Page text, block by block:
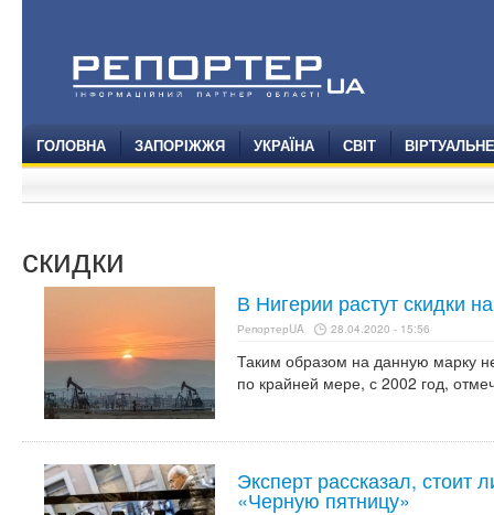
ГОЛОВНА ЗАПОРІЖЖЯ УКРАЇНА СВІТ
скидки
В Нигерии растут скидки
РепортерUA 28.04.2020 - 15:56
Таким образом на данную марку
по крайней мере, с 2002 год,
Эксперт рассказал, стоит
«Черную пятницу»